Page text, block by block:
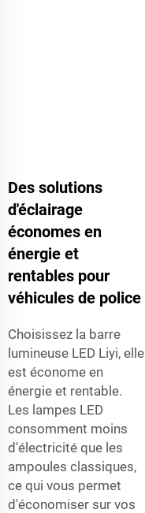
Des solutions
d'éclairage
économes en
énergie et
rentables pour
véhicules de police
Choisissez la barre
lumineuse LED Liyi, elle
est économe en
énergie et rentable.
Les lampes LED
consomment moins
d'électricité que les
ampoules classiques,
ce qui vous permet
d'économiser sur vos